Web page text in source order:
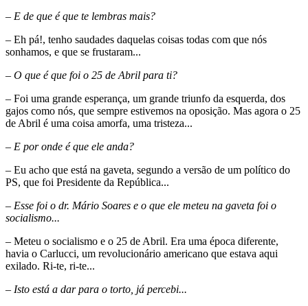
– E de que é que te lembras mais?
– Eh pá!, tenho saudades daquelas coisas todas com que nós
sonhamos, e que se frustaram...
– O que é que foi o 25 de Abril para ti?
– Foi uma grande esperança, um grande triunfo da esquerda, dos
gajos como nós, que sempre estivemos na oposição. Mas agora o 25
de Abril é uma coisa amorfa, uma tristeza...
– E por onde é que ele anda?
– Eu acho que está na gaveta, segundo a versão de um político do
PS, que foi Presidente da República...
– Esse foi o dr. Mário Soares e o que ele meteu na gaveta foi o
socialismo...
– Meteu o socialismo e o 25 de Abril. Era uma época diferente,
havia o Carlucci, um revolucionário americano que estava aqui
exilado. Ri-te, ri-te...
– Isto está a dar para o torto, já percebi...